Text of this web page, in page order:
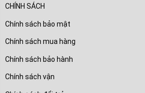
CHÍNH SÁCH
Chính sách bảo mật
Chính sách mua hàng
Chính sách bảo hành
Chính sách vận